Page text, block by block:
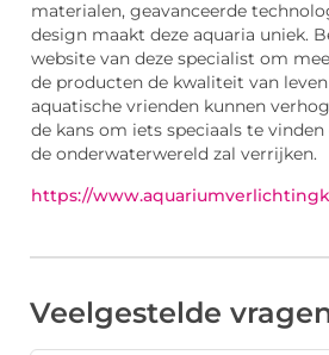
materialen, geavanceerde
design maakt deze aquaria uniek.
website van deze specialist om
de producten de kwaliteit van
aquatische vrienden kunnen
de kans om iets speciaals te
de onderwaterwereld zal verrijken.
https://
Veelgestelde